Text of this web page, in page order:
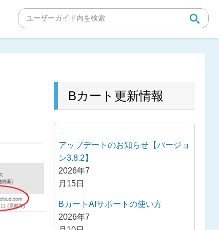
Bカート更新情報
アップデートのお知らせ【バージョ
ン3.8.2】
2026年7
月15日
BカートAIサポートの使い方
2026年7